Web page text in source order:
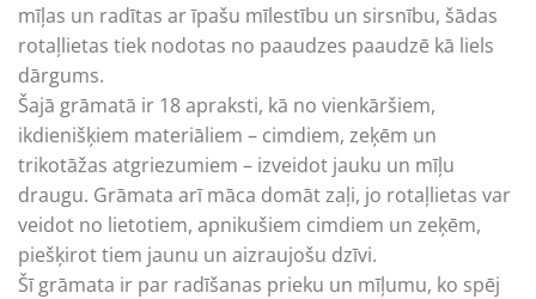
mīļas un radītas ar īpašu mīlestību un sirsnību, šādas
rotaļlietas tiek nodotas no paaudzes paaudzē kā liels
dārgums.
Šajā grāmatā ir 18 apraksti, kā no vienkāršiem,
ikdienišķiem materiāliem – cimdiem, zeķēm un
trikotāžas atgriezumiem – izveidot jauku un mīļu
draugu. Grāmata arī māca domāt zaļi, jo rotaļlietas var
veidot no lietotiem, apnikušiem cimdiem un zeķēm,
piešķirot tiem jaunu un aizraujošu dzīvi.
Šī grāmata ir par radīšanas prieku un mīļumu, ko spēj